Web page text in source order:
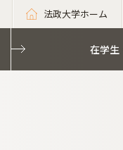
法政大学ホーム
在学生